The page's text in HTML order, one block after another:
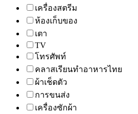
เครื่องสตรีม
ห้องเก็บของ
เตา
TV
โทรศัพท์
คลาสเรียนทำอาหารไทย
ผ้าเช็ดตัว
การขนส่ง
เครื่องซักผ้า